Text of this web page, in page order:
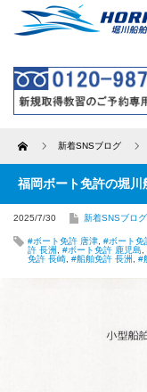
Home 新着SNSブログ
福岡ボート免許の堀
2025/7/30 新着SNSブログ
#ボート免許 唐津 #ボート免
許 長洲
#ボート免許 鹿児島
免許 長崎 #船舶免許 長洲 #